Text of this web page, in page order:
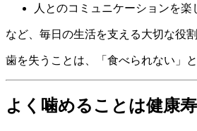
人とのコミュニケーションを楽
など、毎日の生活を支える大切な役割
歯を失うことは、「食べられない」
よく噛めることは健康